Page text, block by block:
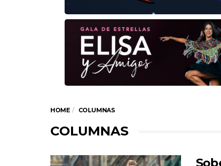
HOME COLUMNAS
COLUMNAS